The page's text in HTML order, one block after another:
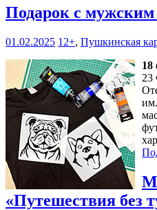
Подарок с мужским
01.02.2025 12+, Пушкинская
18
23
«Путешествия без